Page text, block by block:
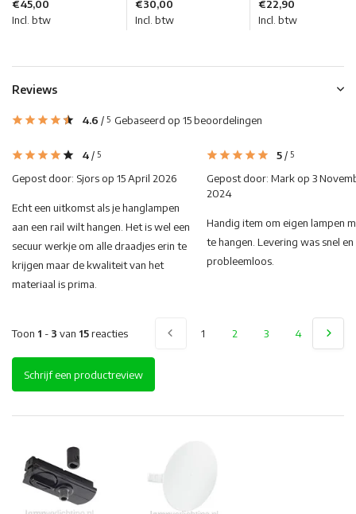
€45,00
Incl. btw
€30,00
Incl. btw
€22,90
Incl. btw
Reviews
4.6 / 5 Gebaseerd op 15 beoordelingen
4/ 5
Gepost door: Sjors op 15 April 2026
Echt een uitkomst als je hanglampen
aan een rail wilt hangen. Het is wel een
secuur werkje om alle draadjes erin te
krijgen maar de kwaliteit van het
materiaal is prima.
5/ 5
Gepost door: Mark op 3
2024
Handig item om eigen lampen
te hangen. Levering was snel en
probleemloos.
Toon 1 - 3 van 15reacties 1 2 3 4 5
Schrijf een productreview